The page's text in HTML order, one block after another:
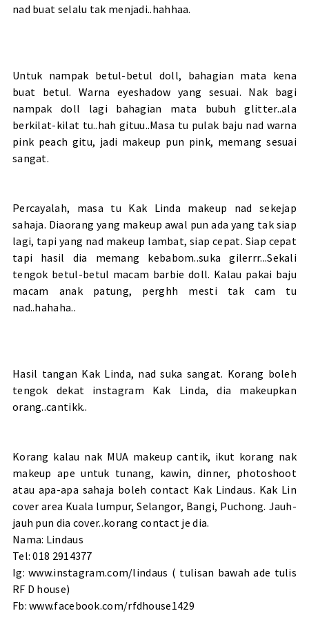
nad buat selalu tak menjadi..hahhaa.
Untuk nampak betul-betul doll, bahagian mata kena
buat betul. Warna eyeshadow yang sesuai. Nak bagi
nampak doll lagi bahagian mata bubuh glitter..ala
berkilat-kilat tu..hah gituu..Masa tu pulak baju nad warna
pink peach gitu, jadi makeup pun pink, memang sesuai
sangat.
Percayalah, masa tu Kak Linda makeup nad sekejap
sahaja. Diaorang yang makeup awal pun ada yang tak siap
lagi, tapi yang nad makeup lambat, siap cepat. Siap cepat
tapi hasil dia memang kebabom..suka gilerrr...Sekali
tengok betul-betul macam barbie doll. Kalau pakai baju
macam anak patung, perghh mesti tak cam tu
nad..hahaha..
Hasil tangan Kak Linda, nad suka sangat. Korang boleh
tengok dekat instagram Kak Linda, dia makeupkan
orang..cantikk..
Korang kalau nak MUA makeup cantik, ikut korang nak
makeup ape untuk tunang, kawin, dinner, photoshoot
atau apa-apa sahaja boleh contact Kak Lindaus. Kak Lin
cover area Kuala lumpur, Selangor, Bangi, Puchong. Jauh-
jauh pun dia cover..korang contact je dia.
Nama: Lindaus
Tel: 018 2914377
Ig: www.instagram.com/lindaus ( tulisan bawah ade tulis
RF D house)
Fb: www.facebook.com/rfdhouse1429